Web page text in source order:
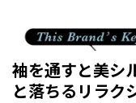
袖を通すと美
と落ちるリラク